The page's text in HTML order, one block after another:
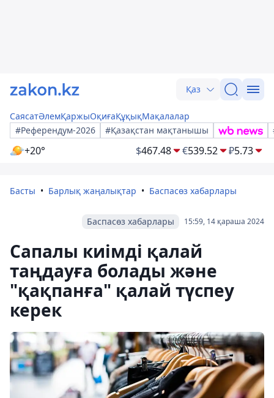
Қаз
СаясатӘлемҚаржыОқиғаҚұқықМақалалар
#Референдум-2026
#Қазақстан мақтанышы
+20° $467.48 €539.52 ₽5.73
Басты Барлық жаңалықтар Баспасөз хабарлары
15:59, 14 қараша 2024
Баспасөз хабарлары
Сапалы киімді қалай
таңдауға болады және
"қақпанға" қалай түспеу
керек